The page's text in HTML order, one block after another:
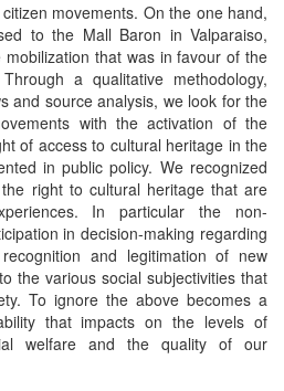
movements. On the one hand,
to the Mall Baron in Valparaiso,
that was in favour of the
a qualitative methodology,
and source analysis, we look for the
with the activation of the
of access to cultural heritage in the
in public policy. We recognized
right to cultural heritage that are
In particular the non-
in decision-making regarding
and legitimation of new
the various social subjectivities that
To ignore the above becomes a
that impacts on the levels of
welfare and the quality of our